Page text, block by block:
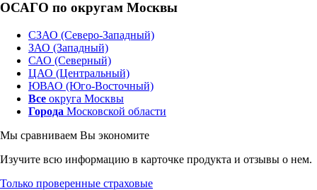
ОСАГО по округам Москвы
СЗАО (Северо-Западный)
ЗАО (Западный)
САО (Северный)
ЦАО (Центральный)
ЮВАО (Юго-Восточный)
Все округа Москвы
Города Московской области
Мы сравниваем Вы экономите
Изучите всю информацию в карточке продукта и отзывы о нем.
Только проверенные страховые